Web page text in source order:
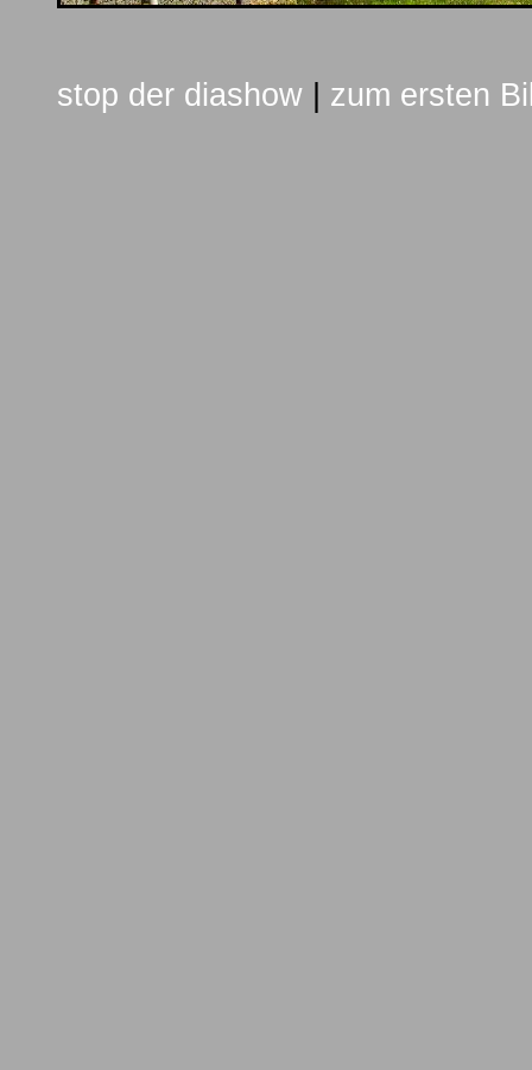
stop der diashow zum ersten